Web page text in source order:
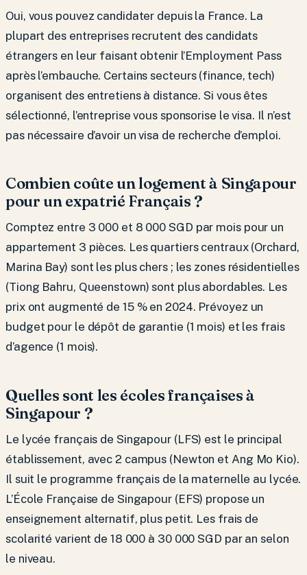
Oui, vous pouvez candidater depuis la France. La
plupart des entreprises recrutent des candidats
étrangers en leur faisant obtenir l’Employment Pass
après l’embauche. Certains secteurs (finance, tech)
organisent des entretiens à distance. Si vous êtes
sélectionné, l’entreprise vous sponsorise le visa. Il n’est
pas nécessaire d’avoir un visa de recherche d’emploi.
Combien coûte un logement à Singapour
pour un expatrié Français ?
Comptez entre 3 000 et 8 000 SGD par mois pour un
appartement 3 pièces. Les quartiers centraux (Orchard,
Marina Bay) sont les plus chers ; les zones résidentielles
(Tiong Bahru, Queenstown) sont plus abordables. Les
prix ont augmenté de 15 % en 2024. Prévoyez un
budget pour le dépôt de garantie (1 mois) et les frais
d’agence (1 mois).
Quelles sont les écoles françaises à
Singapour ?
Le lycée français de Singapour (LFS) est le principal
établissement, avec 2 campus (Newton et Ang Mo Kio).
Il suit le programme français de la maternelle au lycée.
L’École Française de Singapour (EFS) propose un
enseignement alternatif, plus petit. Les frais de
scolarité varient de 18 000 à 30 000 SGD par an selon
le niveau.